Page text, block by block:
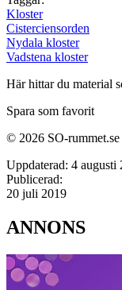
Kloster
Cisterciensorden
Nydala kloster
Vadstena kloster
Här hittar du material
Spara som favorit
© 2026 SO-rummet.se
Uppdaterad: 4 augusti
Publicerad:
20 juli 2019
ANNONS